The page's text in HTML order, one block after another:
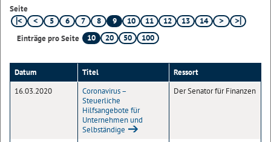
Seite
5
6 7 8 9 10 11 12 13
14
Einträge pro Seite
10 20 50 100
Datum Titel
Ressort
16.03.2020
Coronavirus –
Steuerliche
Hilfsangebote für
Unternehmen und
Selbständige
Der Senator für Finanzen